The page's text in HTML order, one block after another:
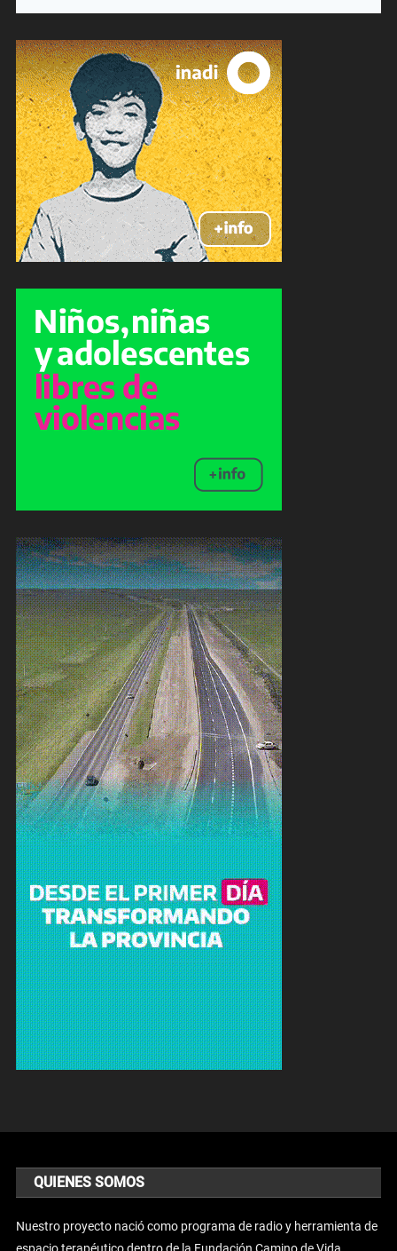
QUIENES SOMOS
Nuestro proyecto nació como programa de radio y herramienta de